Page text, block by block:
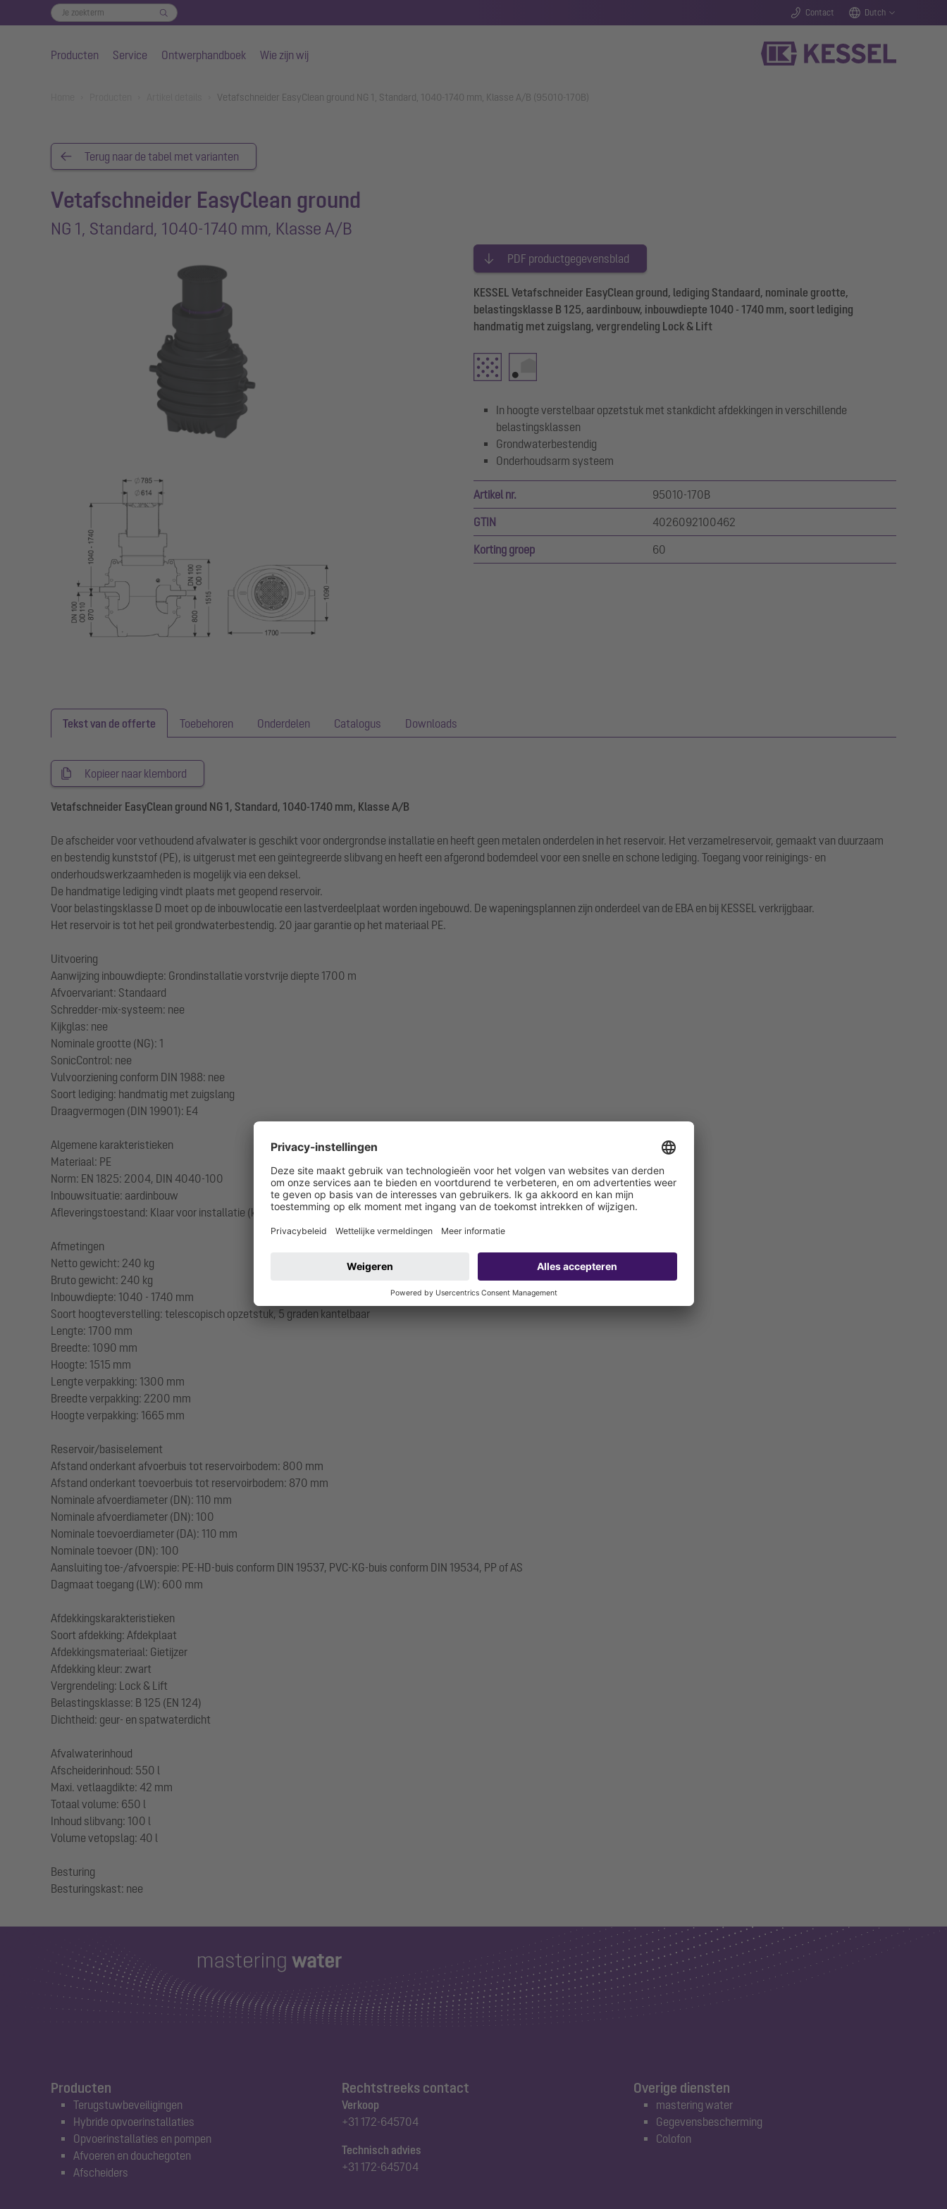
Contact Dutch
Producten Service Ontwerphandboek Wie zijn wij
Vetafschneider EasyClean ground NG 1, Standard, 1040-1740 mm, Klasse A/B (95010-170B)
Terug naar de tabel met varianten
Vetafschneider EasyClean ground
NG 1, Standard, 1040-1740 mm, Klasse A/B
PDF productgegevensblad
KESSEL Vetafschneider EasyClean ground, lediging Standaard, nominale grootte,
belastingsklasse B 125, aardinbouw, inbouwdiepte 1040 - 1740 mm, soort lediging
handmatig met zuigslang, vergrendeling Lock & Lift
In hoogte verstelbaar opzetstuk met stankdicht afdekkingen in verschillende
belastingsklassen
Grondwaterbestendig
Onderhoudsarm systeem
Artikel nr. 95010-170B
GTIN 4026092100462
Korting groep 60
Tekst van de offerte Toebehoren Onderdelen Catalogus Downloads
Kopieer naar klembord
Vetafschneider EasyClean ground NG 1, Standard, 1040-1740 mm, Klasse A/B
De afscheider voor vethoudend afvalwater is geschikt voor ondergrondse installatie en heeft geen metalen onderdelen in het reservoir. Het verzamelreservoir, gemaakt van duurzaam
en bestendig kunststof (PE), is uitgerust met een geïntegreerde slibvang en heeft een afgerond bodemdeel voor een snelle en schone lediging. Toegang voor reinigings- en
onderhoudswerkzaamheden is mogelijk via een deksel.
De handmatige lediging vindt plaats met geopend reservoir.
Voor belastingsklasse D moet op de inbouwlocatie een lastverdeelplaat worden ingebouwd. De wapeningsplannen zijn onderdeel van de EBA en bij KESSEL verkrijgbaar.
Het reservoir is tot het peil grondwaterbestendig. 20 jaar garantie op het materiaal PE.
Uitvoering
Aanwijzing inbouwdiepte: Grondinstallatie vorstvrije diepte 1700 m
Afvoervariant: Standaard
Schredder-mix-systeem: nee
Kijkglas: nee
Nominale grootte (NG): 1
SonicControl: nee
Vulvoorziening conform DIN 1988: nee
Soort lediging: handmatig met zuigslang
Draagvermogen (DIN 19901): E4
Algemene karakteristieken
Materiaal: PE
Norm: EN 1825: 2004, DIN 4040-100
Inbouwsituatie: aardinbouw
Afleveringstoestand: Klaar voor installatie (koppelstukken bouwzijdig aan te sluiten)
Afmetingen
Netto gewicht: 240 kg
Bruto gewicht: 240 kg
Inbouwdiepte: 1040 - 1740 mm
Soort hoogteverstelling: telescopisch opzetstuk, 5 graden kantelbaar
Lengte: 1700 mm
Breedte: 1090 mm
Hoogte: 1515 mm
Lengte verpakking: 1300 mm
Breedte verpakking: 2200 mm
Hoogte verpakking: 1665 mm
Reservoir/basiselement
Afstand onderkant afvoerbuis tot reservoirbodem: 800 mm
Afstand onderkant toevoerbuis tot reservoirbodem: 870 mm
Nominale afvoerdiameter (DN): 110 mm
Nominale afvoerdiameter (DN): 100
Nominale toevoerdiameter (DA): 110 mm
Nominale toevoer (DN): 100
Aansluiting toe-/afvoerspie: PE-HD-buis conform DIN 19537, PVC-KG-buis conform DIN 19534, PP of AS
Dagmaat toegang (LW): 600 mm
Afdekkingskarakteristieken
Soort afdekking: Afdekplaat
Afdekkingsmateriaal: Gietijzer
Afdekking kleur: zwart
Vergrendeling: Lock & Lift
Belastingsklasse: B 125 (EN 124)
Dichtheid: geur- en spatwaterdicht
Afvalwaterinhoud
Afscheiderinhoud: 550 l
Maxi. vetlaagdikte: 42 mm
Totaal volume: 650 l
Inhoud slibvang: 100 l
Volume vetopslag: 40 l
Besturing
Producten
Terugstuwbeveiligingen
Hybride opvoerinstallaties
Opvoerinstallaties en pompen
Afvoeren en douchegoten
Afscheiders
Rechtstreeks contact
Verkoop
+31 172-645704
Technisch advies
+31 172-645704
Overige diensten
mastering water
Gegevensbescherming
Colofon